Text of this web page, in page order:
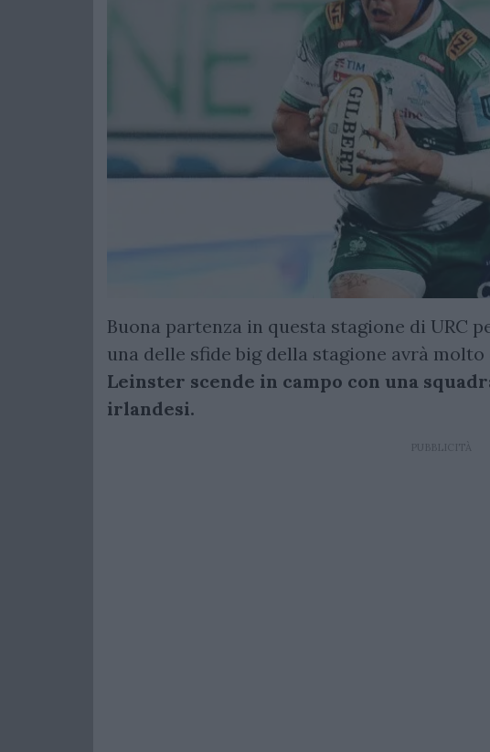
Buona partenza in questa stagione di URC
una delle sfide big della stagione avrà
Leinster scende in campo con una
irlandesi.